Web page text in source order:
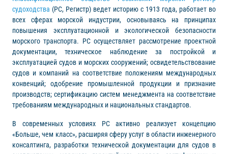
судоходства (РС, Регистр) ведет историю с 1913 года, работает во
всех сферах морской индустрии, основываясь на принципах
повышения эксплуатационной и экологической безопасности
морского транспорта. РС осуществляет рассмотрение проектной
документации, техническое наблюдение за постройкой и
эксплуатацией судов и морских сооружений; освидетельствование
судов и компаний на соответствие положениям международных
конвенций; одобрение промышленной продукции и признание
производств; сертификацию систем менеджмента на соответствие
требованиям международных и национальных стандартов.
В современных условиях РС активно реализует концепцию
«Больше, чем класс», расширяя сферу услуг в области инженерного
консалтинга, разработки технической документации для судов в